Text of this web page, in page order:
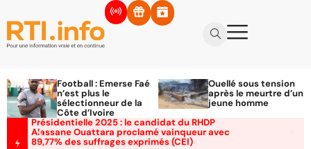
Football : Emerse Faé
n’est plus le
sélectionneur de la
Côte d’Ivoire
Ouellé sous tension
après le meurtre d’un
jeune homme
Présidentielle 2025 : le candidat du RHDP
Alassane Ouattara proclamé vainqueur avec
89,77% des suffrages exprimés (CEI)